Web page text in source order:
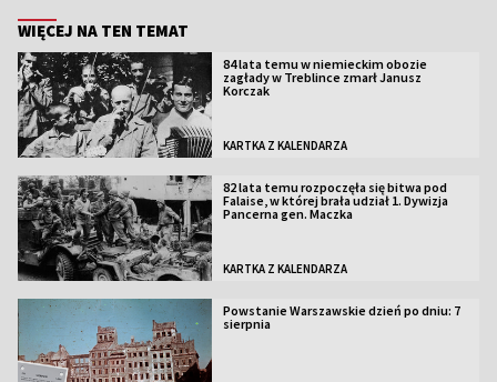
WIĘCEJ NA TEN TEMAT
84 lata temu w niemieckim obozie
zagłady w Treblince zmarł Janusz
Korczak
KARTKA Z KALENDARZA
82 lata temu rozpoczęła się bitwa pod
Falaise, w której brała udział 1. Dywizja
Pancerna gen. Maczka
KARTKA Z KALENDARZA
Powstanie Warszawskie dzień po dniu: 7
sierpnia